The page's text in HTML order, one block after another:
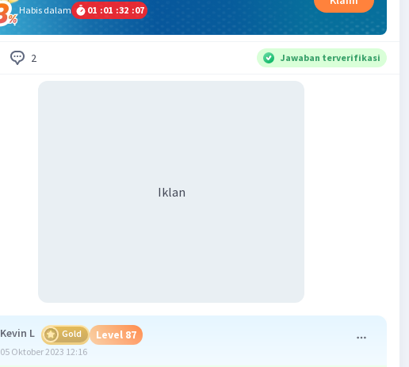
Habis dalam
01 :01 :32 :06
2 Jawaban terverifikasi
Iklan
Kevin L Gold Level 87
05 Oktober 2023 12:16